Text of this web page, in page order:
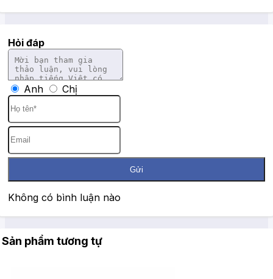
Hỏi đáp
Anh Chị
Gửi
Không có bình luận nào
Sản phẩm tương tự